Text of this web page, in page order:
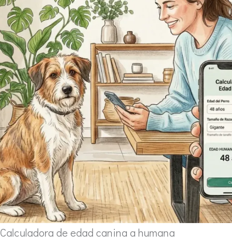
Calculadora de edad canina a humana